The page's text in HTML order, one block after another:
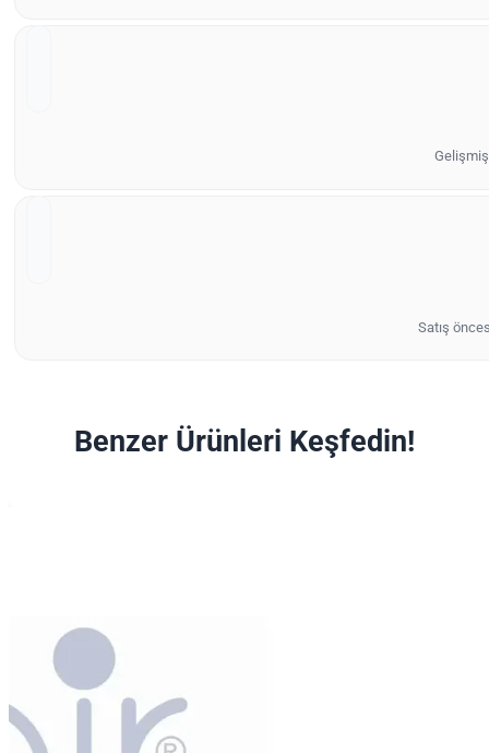
Gelişmiş
Satış
Benzer Ürünleri Keşfedin!